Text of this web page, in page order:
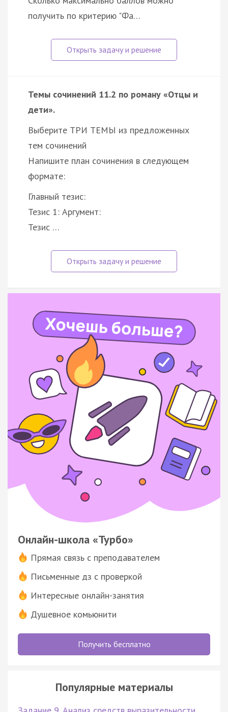
получить по критерию "Фа…
Темы сочинений 11.2 по роману «Отцы и
дети».
Выберите ТРИ ТЕМЫ из предложенных
тем сочинений
Напишите план сочинения в следующем
формате:
Главный тезис:
Тезис 1: Аргумент:
Тезис …
Онлайн-школа «Турбо»
Прямая связь с преподавателем
Письменные дз с проверкой
Интересные онлайн-занятия
Душевное комьюнити
Получить бесплатно
Популярные материалы